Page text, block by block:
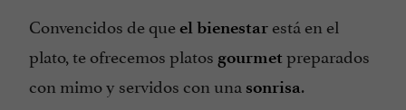
Convencidos de queel bienestar está en el
plato, te ofrecemos platos gourmet preparados
con mimo y servidos con una sonrisa.